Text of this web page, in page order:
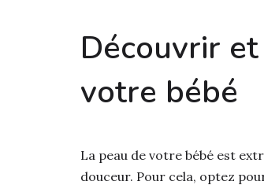
Découvrir
votre bébé
La peau de votre bébé est
douceur. Pour cela, optez